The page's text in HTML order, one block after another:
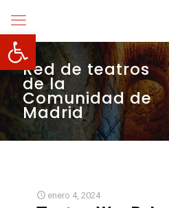
Abrir barra de herramientas
Red de teatros
de la
Comunidad de
Madrid
enero 4, 2024